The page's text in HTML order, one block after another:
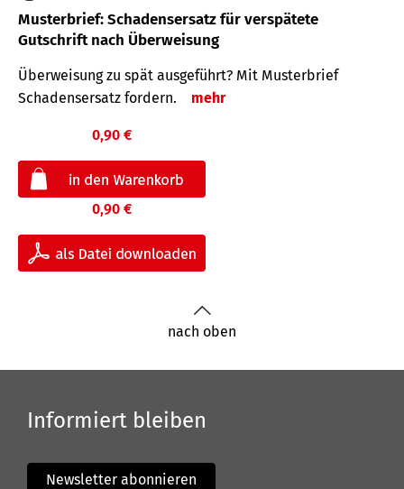
Musterbrief: Schadensersatz für verspätete
Gutschrift nach Überweisung
Überweisung zu spät ausgeführt? Mit Musterbrief
Schadensersatz fordern.
mehr
0,90 €
0,90 €
nach oben
Informiert bleiben
Newsletter abonnieren